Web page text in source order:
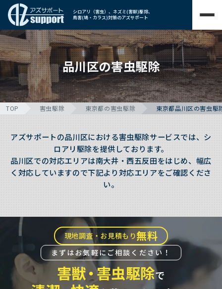
シロアリ（害虫）、ネズミ(害獣)駆除、
鳥害(鳩・カラス)対策のアズサポート
品川区の害虫駆除
TOP 害虫駆除 東京都の害虫駆除 東京都品川区の害虫駆
アズサポートの品川区における害虫駆除サービスでは、シ
ロアリ駆除を提供しております。
品川区での対応エリアは南大井・西五反田をはじめ、幅広
く対応していますので下記より対応エリアをご確認くださ
い。
現地調査・お見積もり無料
まずはお気軽にご相談ください！
害獣・害虫駆除で